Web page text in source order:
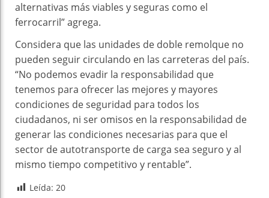
alternativas más viables y seguras como el
ferrocarril” agrega.
Considera que las unidades de doble remolque no
pueden seguir circulando en las carreteras del país.
“No podemos evadir la responsabilidad que
tenemos para ofrecer las mejores y mayores
condiciones de seguridad para todos los
ciudadanos, ni ser omisos en la responsabilidad de
generar las condiciones necesarias para que el
sector de autotransporte de carga sea seguro y al
mismo tiempo competitivo y rentable”.
Leída: 20